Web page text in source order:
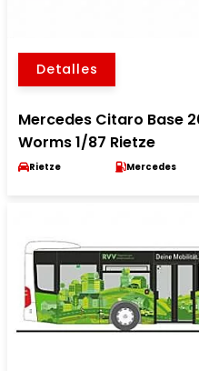
Detalles
Mercedes Citaro Base
Worms 1/87 Rietze
Rietze Mercedes